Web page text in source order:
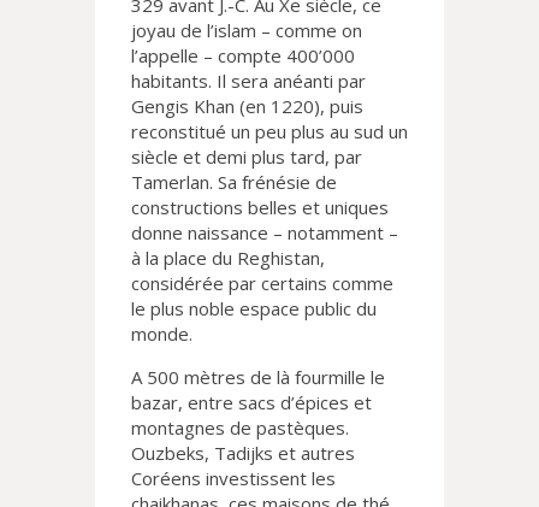
329 avant J.-C. Au Xe siècle, ce
joyau de l’islam – comme on
l’appelle – compte 400’000
habitants. Il sera anéanti par
Gengis Khan (en 1220), puis
reconstitué un peu plus au sud un
siècle et demi plus tard, par
Tamerlan. Sa frénésie de
constructions belles et uniques
donne naissance – notamment –
à la place du Reghistan,
considérée par certains comme
le plus noble espace public du
monde.
A 500 mètres de là fourmille le
bazar, entre sacs d’épices et
montagnes de pastèques.
Ouzbeks, Tadijks et autres
Coréens investissent les